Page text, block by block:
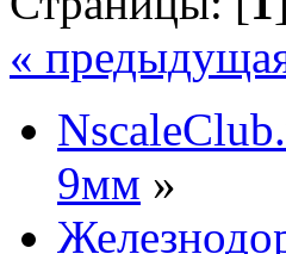
«
9мм »